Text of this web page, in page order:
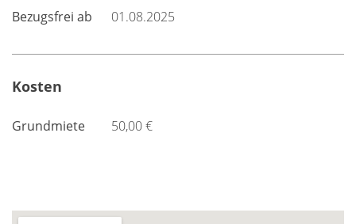
Bezugsfrei ab
01.08.2025
Kosten
Grundmiete 50,00 €